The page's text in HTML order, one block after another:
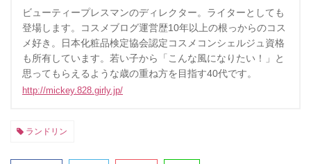
ビューティープレスマンのディレクター。ライターとしても
登場します。コスメブログ運営歴10年以上の根っからのコス
メ好き。日本化粧品検定協会認定コスメコンシェルジュ資格
も所有しています。若い子から「こんな風になりたい！」と
思ってもらえるような歳の重ね方を目指す40代です。
http://mickey.828.girly.jp/
ランドリン